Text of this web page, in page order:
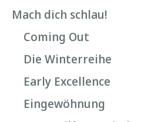
Mach dich schlau!
Coming Out
Die Winterreihe
Early Excellence
Eingewöhnung